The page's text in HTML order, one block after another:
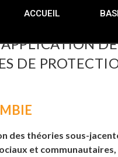
ACCUEIL
DE
théories sous-
et